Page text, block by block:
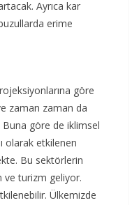
Ayrıca kar
erime
göre
zaman zaman da
Buna göre de iklimsel
olarak etkilenen
Bu sektörlerin
ve turizm geliyor.
Ülkemizde